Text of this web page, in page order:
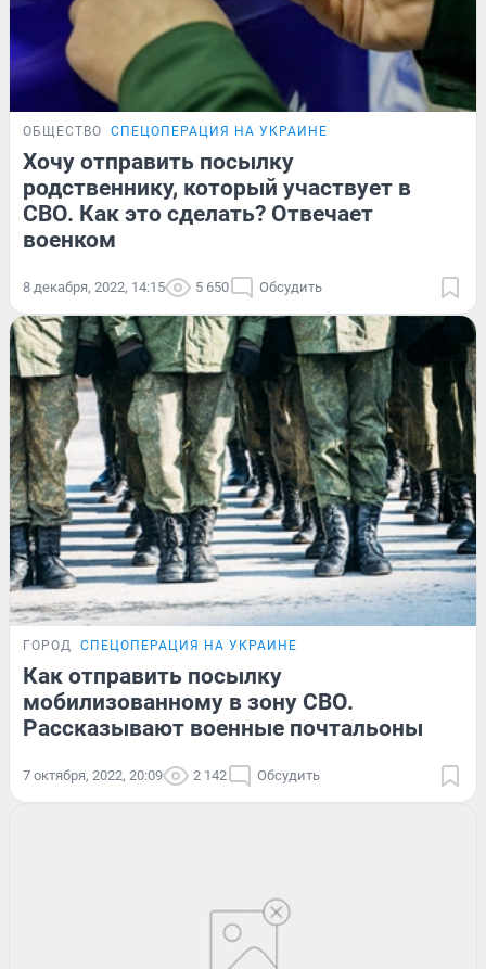
ОБЩЕСТВО СПЕЦОПЕРАЦИЯ НА УКРАИНЕ
Хочу отправить посылку
родственнику, который участвует в
СВО. Как это сделать? Отвечает
военком
8 декабря, 2022, 14:15 5 650 Обсудить
ГОРОД СПЕЦОПЕРАЦИЯ НА УКРАИНЕ
Как отправить посылку
мобилизованному в зону СВО.
Рассказывают военные почтальоны
7 октября, 2022, 20:09 2 142 Обсудить